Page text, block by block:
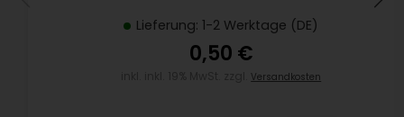
Lieferung: 1-2 Werktage (DE)
0,50 €
Versandkosten